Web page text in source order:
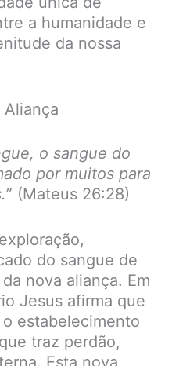
a humanidade e
da nossa
Aliança
o sangue do
por muitos para
” (Mateus 26:28)
do sangue de
nova aliança. Em
Jesus afirma que
estabelecimento
traz perdão,
Esta nova